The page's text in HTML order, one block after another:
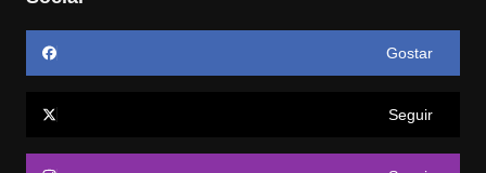
Gostar
Seguir